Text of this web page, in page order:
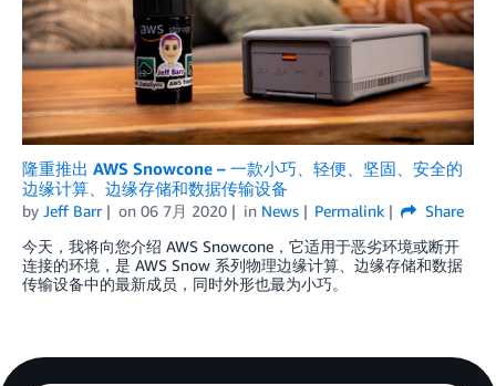
隆重推出 AWS Snowcone – 一款小巧、轻便、坚固、安全的
边缘计算、边缘存储和数据传输设备
by Jeff Barr on 06 7月 2020 in News Permalink
Share
今天，我将向您介绍 AWS Snowcone，它适用于恶劣环境或断开
连接的环境，是 AWS Snow 系列物理边缘计算、边缘存储和数据
传输设备中的最新成员，同时外形也最为小巧。